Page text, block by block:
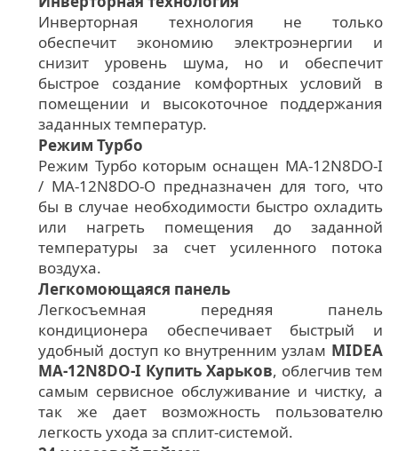
Инверторная технология не только
обеспечит экономию электроэнергии и
снизит уровень шума, но и обеспечит
быстрое создание комфортных условий в
помещении и высокоточное поддержания
заданных температур.
Режим Турбо
Режим Турбо которым оснащен MA-12N8DO-I
/ MA-12N8DO-O предназначен для того, что
бы в случае необходимости быстро охладить
или нагреть помещения до заданной
температуры за счет усиленного потока
воздуха.
Легкомоющаяся панель
Легкосъемная передняя панель
кондиционера обеспечивает быстрый и
удобный доступ ко внутренним узлам MIDEA
MA-12N8DO-I Купить Харьков, облегчив тем
самым сервисное обслуживание и чистку, а
так же дает возможность пользователю
легкость ухода за сплит-системой.